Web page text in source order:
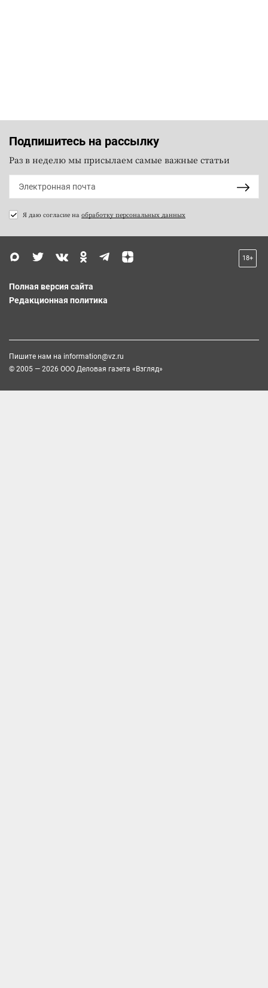
Подпишитесь на рассылку
Раз в неделю мы присылаем самые важные статьи
Я даю согласие на обработку персональных данных
18+
Полная версия сайта
Редакционная политика
Пишите нам на information@vz.ru
© 2005 — 2026 ООО Деловая газета «Взгляд»